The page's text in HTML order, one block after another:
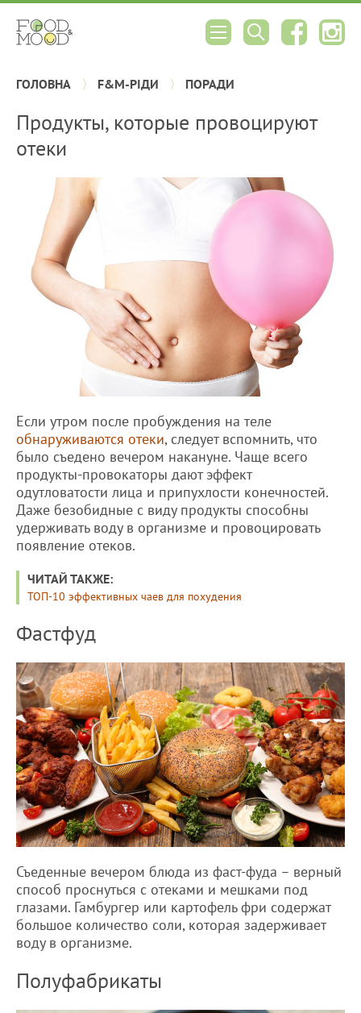
ГОЛОВНА F&M-РІДИ ПОРАДИ
Продукты, которые провоцируют
отеки
Если утром после пробуждения на теле
обнаруживаются отеки, следует вспомнить, что
было съедено вечером накануне. Чаще всего
продукты-провокаторы дают эффект
одутловатости лица и припухлости конечностей.
Даже безобидные с виду продукты способны
удерживать воду в организме и провоцировать
появление отеков.
ЧИТАЙ ТАКЖЕ:
ТОП-10 эффективных чаев для похудения
Фастфуд
Съеденные вечером блюда из фаст-фуда – верный
способ проснуться с отеками и мешками под
глазами. Гамбургер или картофель фри содержат
большое количество соли, которая задерживает
воду в организме.
Полуфабрикаты